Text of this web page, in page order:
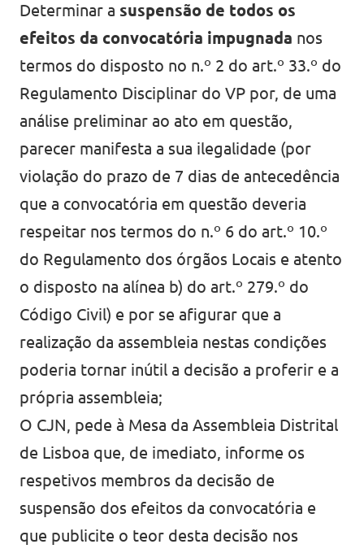
Determinar a suspensão de todos os
efeitos da convocatória impugnada nos
termos do disposto no n.º 2 do art.º 33.º do
Regulamento Disciplinar do VP por, de uma
análise preliminar ao ato em questão,
parecer manifesta a sua ilegalidade (por
violação do prazo de 7 dias de antecedência
que a convocatória em questão deveria
respeitar nos termos do n.º 6 do art.º 10.º
do Regulamento dos órgãos Locais e atento
o disposto na alínea b) do art.º 279.º do
Código Civil) e por se afigurar que a
realização da assembleia nestas condições
poderia tornar inútil a decisão a proferir e a
própria assembleia;
O CJN, pede à Mesa da Assembleia Distrital
de Lisboa que, de imediato, informe os
respetivos membros da decisão de
suspensão dos efeitos da convocatória e
que publicite o teor desta decisão nos